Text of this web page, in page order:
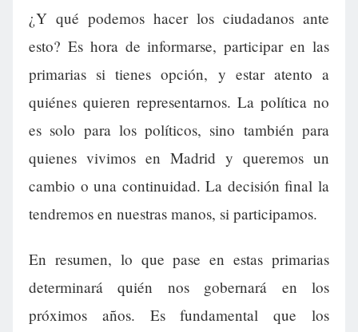
¿Y qué podemos hacer los ciudadanos ante
esto? Es hora de informarse, participar en las
primarias si tienes opción, y estar atento a
quiénes quieren representarnos. La política no
es solo para los políticos, sino también para
quienes vivimos en Madrid y queremos un
cambio o una continuidad. La decisión final la
tendremos en nuestras manos, si participamos.
En resumen, lo que pase en estas primarias
determinará quién nos gobernará en los
próximos años. Es fundamental que los